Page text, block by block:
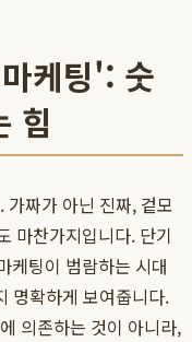
케팅': 숫
힘
짜가 아닌 진짜, 겉모
마찬가지입니다. 단기
케팅이 범람하는 시대
명확하게 보여줍니다.
의존하는 것이 아니라,